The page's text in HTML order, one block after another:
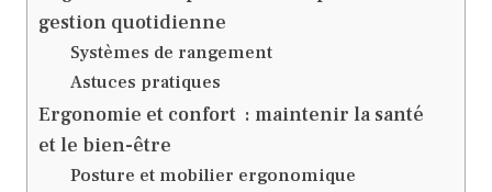
gestion quotidienne
Systèmes de rangement
Astuces pratiques
Ergonomie et confort : maintenir la santé
et le bien-être
Posture et mobilier ergonomique